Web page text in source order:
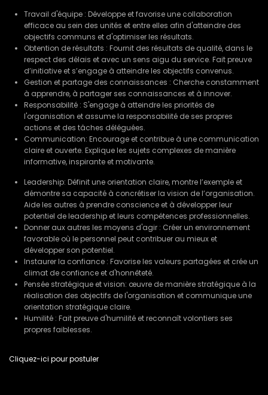
Travail d'équipe : Développe et favorise une collaboration
efficace au sein des unités et entre elles afin d'atteindre des
objectifs communs et d'optimiser les résultats.
Obtention de résultats : Fournit des résultats de qualité, dans le
respect des délais et avec un sens aigu du service. Fait preuve
d’initiative et s’engage à atteindre les objectifs convenus.
Gestion et partage des connaissances : Cherche constamment
à apprendre, à partager ses connaissances et à innover.
Responsabilité : S'engage à atteindre les priorités de
l'organisation et assume la responsabilité de ses propres
actions et des tâches déléguées.
Communication: Encourage et contribue à une communication
claire et ouverte. Explique les sujets complexes de manière
informative, inspirante et motivante.
Leadership: Définit une orientation claire, montre l’exemple et
démontre sa capacité à concrétiser la vision de l’organisation.
Aide les autres à prendre conscience et à développer leur
potentiel de leadership et leurs compétences professionnelles.
Donner aux autres les moyens d'agir : Créer un environnement
favorable où le personnel peut contribuer au mieux et
développer son potentiel.
Instaurer la confiance : Favorise les valeurs partagées et crée un
climat de confiance et d'honnêteté.
Pensée stratégique et vision: œuvre de manière stratégique à la
réalisation des objectifs de l'organisation et communique une
orientation stratégique claire.
Humilité : Fait preuve d'humilité et reconnaît volontiers ses
propres faiblesses.
Cliquez-ici pour postuler